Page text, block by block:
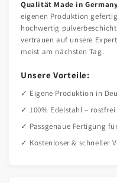
Qualität Made in
eigenen Produktion
hochwertig
vertrauen auf unsere
meist am nächsten Tag.
Unsere Vorteile:
✓ Eigene Produktion in
✓ 100% Edelstahl –
✓ Passgenaue Fertigung
✓ Kostenloser & schneller